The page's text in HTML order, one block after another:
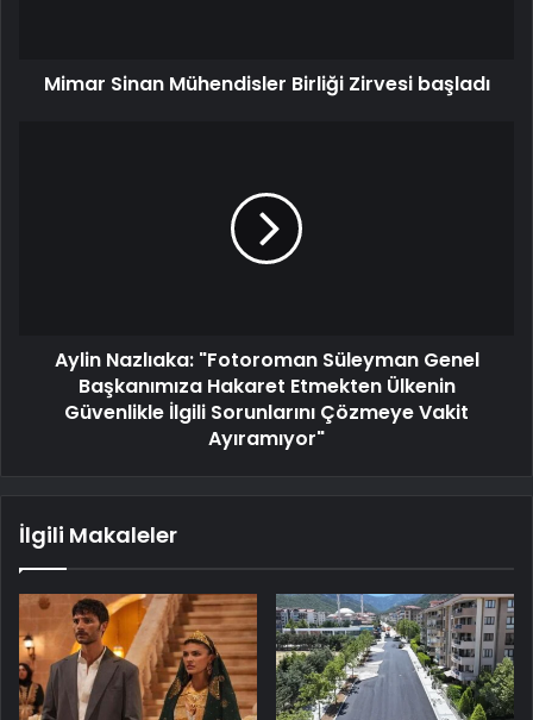
Mimar Sinan Mühendisler Birliği Zirvesi başladı
Aylin Nazlıaka: "Fotoroman Süleyman Genel
Başkanımıza Hakaret Etmekten Ülkenin
Güvenlikle İlgili Sorunlarını Çözmeye Vakit
Ayıramıyor"
İlgili Makaleler